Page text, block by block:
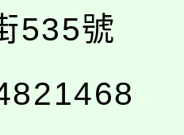
535號